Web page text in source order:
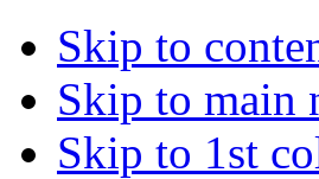
Skip to
Skip to main
Skip to 1st